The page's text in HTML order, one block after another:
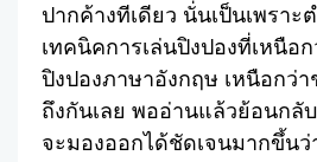
ปากค้างทีเดียว นั่นเป็นเพราะ
เทคนิคการเล่นปิงปองที่เหนือ
ปิงปองภาษาอังกฤษ เหนือกว่
ถึงกันเลย พออ่านแล้วย้อนกลั
จะมองออกได้ชัดเจนมากขึ้นว่